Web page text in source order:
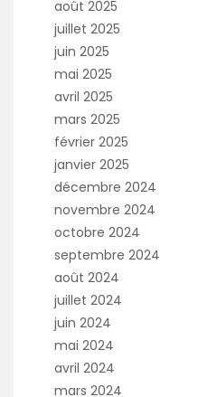
août 2025
juillet 2025
juin 2025
mai 2025
avril 2025
mars 2025
février 2025
janvier 2025
décembre 2024
novembre 2024
octobre 2024
septembre 2024
août 2024
juillet 2024
juin 2024
mai 2024
avril 2024
mars 2024